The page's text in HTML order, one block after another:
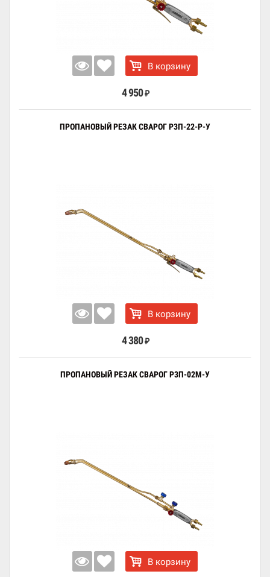
В корзину
4 950 ₽
ПРОПАНОВЫЙ РЕЗАК СВАРОГ Р3П-22-Р-У
В корзину
4 380 ₽
ПРОПАНОВЫЙ РЕЗАК СВАРОГ Р3П-02М-У
В корзину